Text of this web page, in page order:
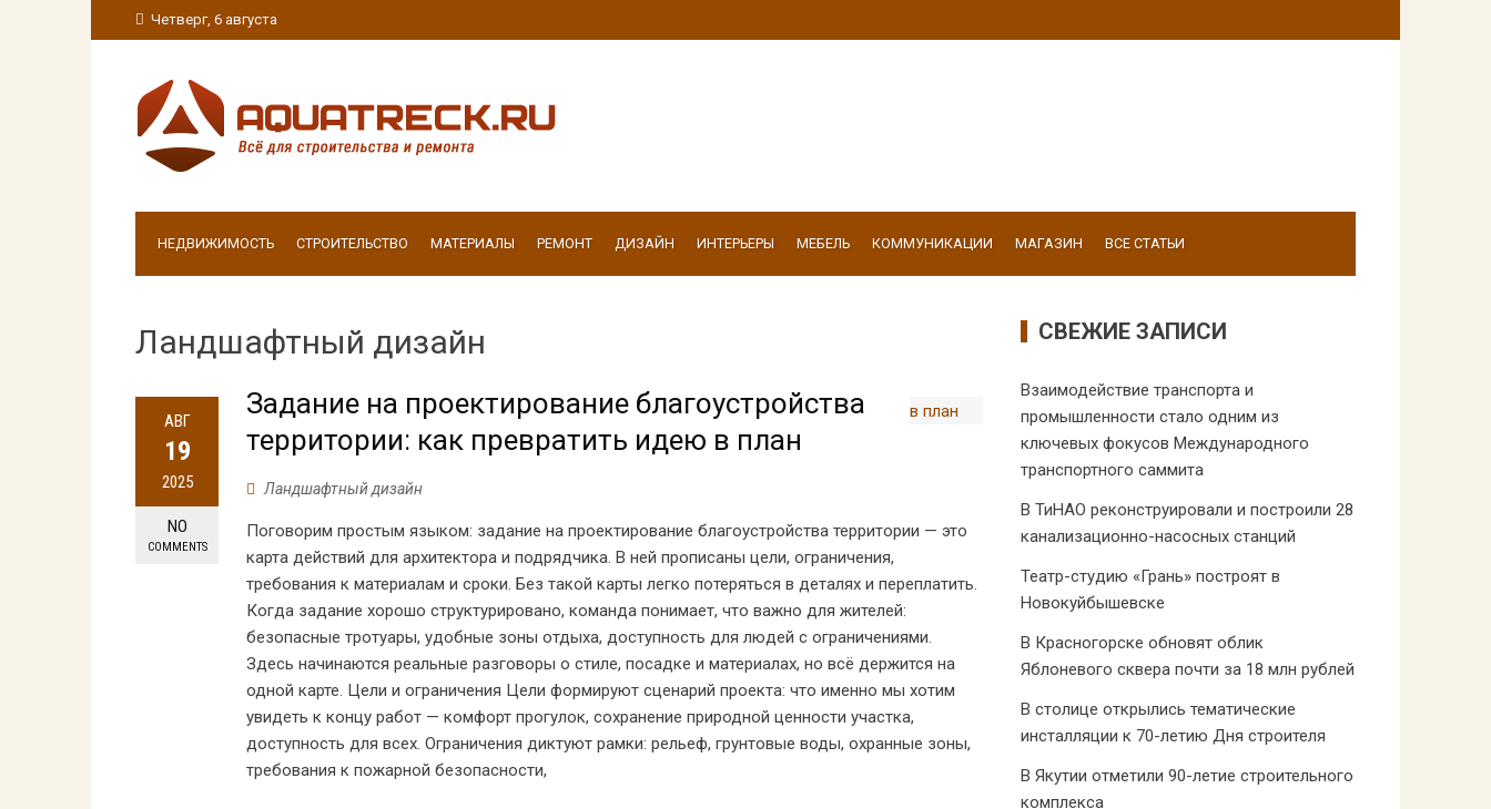
Четверг, 6 августа
НЕДВИЖИМОСТЬ СТРОИТЕЛЬСТВО МАТЕРИАЛЫ РЕМОНТ ДИЗАЙН ИНТЕРЬЕРЫ МЕБЕЛЬ КОММУНИКАЦИИ МАГАЗИН ВСЕ СТАТЬИ
Ландшафтный дизайн
АВГ
19
2025
NO
COMMENTS
Задание на проектирование благоустройства
территории: как превратить идею в план
Ландшафтный дизайн
Поговорим простым языком: задание на проектирование благоустройства территории — это
карта действий для архитектора и подрядчика. В ней прописаны цели, ограничения,
требования к материалам и сроки. Без такой карты легко потеряться в деталях и переплатить.
Когда задание хорошо структурировано, команда понимает, что важно для жителей:
безопасные тротуары, удобные зоны отдыха, доступность для людей с ограничениями.
Здесь начинаются реальные разговоры о стиле, посадке и материалах, но всё держится на
одной карте. Цели и ограничения Цели формируют сценарий проекта: что именно мы хотим
увидеть к концу работ — комфорт прогулок, сохранение природной ценности участка,
доступность для всех. Ограничения диктуют рамки: рельеф, грунтовые воды, охранные зоны,
требования к пожарной безопасности,
СВЕЖИЕ ЗАПИСИ
Взаимодействие транспорта и
промышленности стало одним из
ключевых фокусов Международного
транспортного саммита
В ТиНАО реконструировали и построили 28
канализационно-насосных станций
Театр-студию «Грань» построят в
Новокуйбышевске
В Красногорске обновят облик
Яблоневого сквера почти за 18 млн рублей
В столице открылись тематические
инсталляции к 70-летию Дня строителя
В Якутии отметили 90-летие строительного
комплекса